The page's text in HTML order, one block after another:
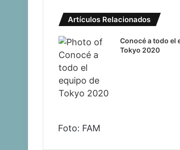
Artículos Relacionados
Conocé a todo el
Tokyo 2020
Foto: FAM